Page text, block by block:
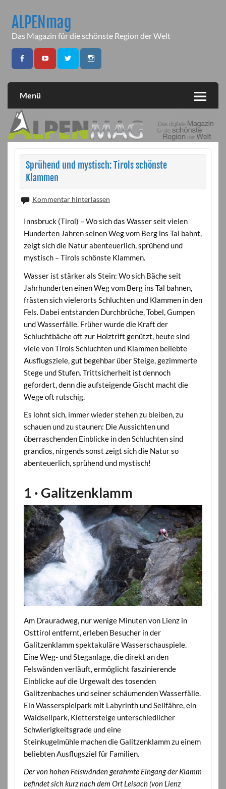
contentALPENmag
Das Magazin für die schönste Region der Welt
Menü
Sprühend und mystisch: Tirols schönste
Klammen
Kommentar hinterlassen
Innsbruck (Tirol) – Wo sich das Wasser seit vielen
Hunderten Jahren seinen Weg vom Berg ins Tal bahnt,
zeigt sich die Natur abenteuerlich, sprühend und
mystisch – Tirols schönste Klammen.
Wasser ist stärker als Stein: Wo sich Bäche seit
Jahrhunderten einen Weg vom Berg ins Tal bahnen,
frästen sich vielerorts Schluchten und Klammen in den
Fels. Dabei entstanden Durchbrüche, Tobel, Gumpen
und Wasserfälle. Früher wurde die Kraft der
Schluchtbäche oft zur Holztrift genützt, heute sind
viele von Tirols Schluchten und Klammen beliebte
Ausflugsziele, gut begehbar über Steige, gezimmerte
Stege und Stufen. Trittsicherheit ist dennoch
gefordert, denn die aufsteigende Gischt macht die
Wege oft rutschig.
Es lohnt sich, immer wieder stehen zu bleiben, zu
schauen und zu staunen: Die Aussichten und
überraschenden Einblicke in den Schluchten sind
grandios, nirgends sonst zeigt sich die Natur so
abenteuerlich, sprühend und mystisch!
1 · Galitzenklamm
Am Drauradweg, nur wenige Minuten von Lienz in
Osttirol entfernt, erleben Besucher in der
Galitzenklamm spektakuläre Wasserschauspiele.
Eine Weg- und Steganlage, die direkt an den
Felswänden verläuft, ermöglicht faszinierende
Einblicke auf die Urgewalt des tosenden
Galitzenbaches und seiner schäumenden Wasserfälle.
Ein Wasserspielpark mit Labyrinth und Seilfähre, ein
Waldseilpark, Klettersteige unterschiedlicher
Schwierigkeitsgrade und eine
Steinkugelmühle machen die Galitzenklamm zu einem
beliebten Ausflugsziel für Familien.
Der von hohen Felswänden gerahmte Eingang der Klamm
befindet sich kurz nach dem Ort Leisach (von Lienz